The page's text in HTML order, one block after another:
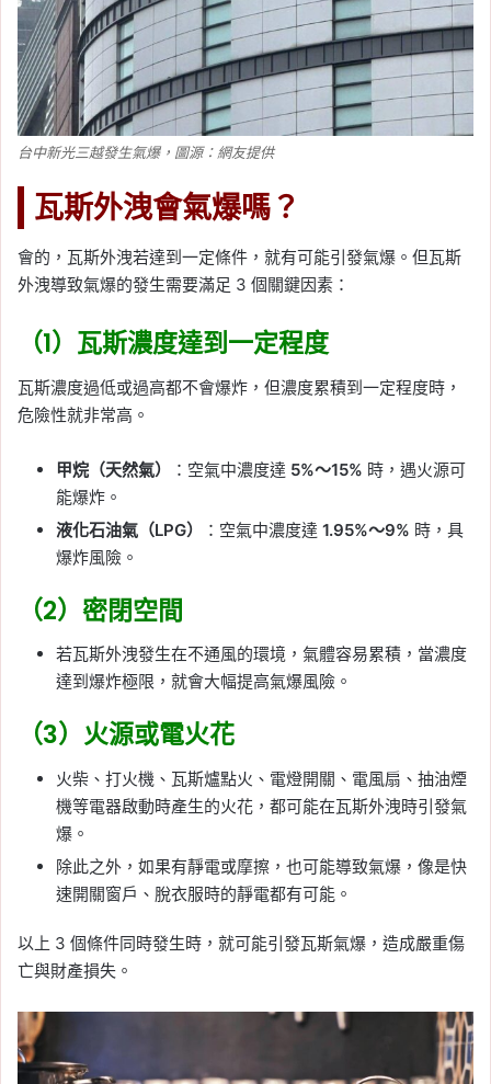
台中新光三越發生氣爆，圖源：網友提供
瓦斯外洩會氣爆嗎？
會的，瓦斯外洩若達到一定條件，就有可能引發氣爆。但瓦斯
外洩導致氣爆的發生需要滿足 3 個關鍵因素：
（1）瓦斯濃度達到一定程度
瓦斯濃度過低或過高都不會爆炸，但濃度累積到一定程度時，
危險性就非常高。
甲烷（天然氣） ：空氣中濃度達 5%～15% 時，遇火源可
能爆炸。
液化石油氣（LPG）
：空氣中濃度達 1.95%～9% 時，具
爆炸風險。
（2）密閉空間
若瓦斯外洩發生在不通風的環境，氣體容易累積，當濃度
達到爆炸極限，就會大幅提高氣爆風險。
（3）火源或電火花
火柴、打火機、瓦斯爐點火、電燈開關、電風扇、抽油煙
機等電器啟動時產生的火花，都可能在瓦斯外洩時引發氣
爆。
除此之外，如果有靜電或摩擦，也可能導致氣爆，像是快
速開關窗戶、脫衣服時的靜電都有可能。
以上 3 個條件同時發生時，就可能引發瓦斯氣爆，造成嚴重傷
亡與財產損失。